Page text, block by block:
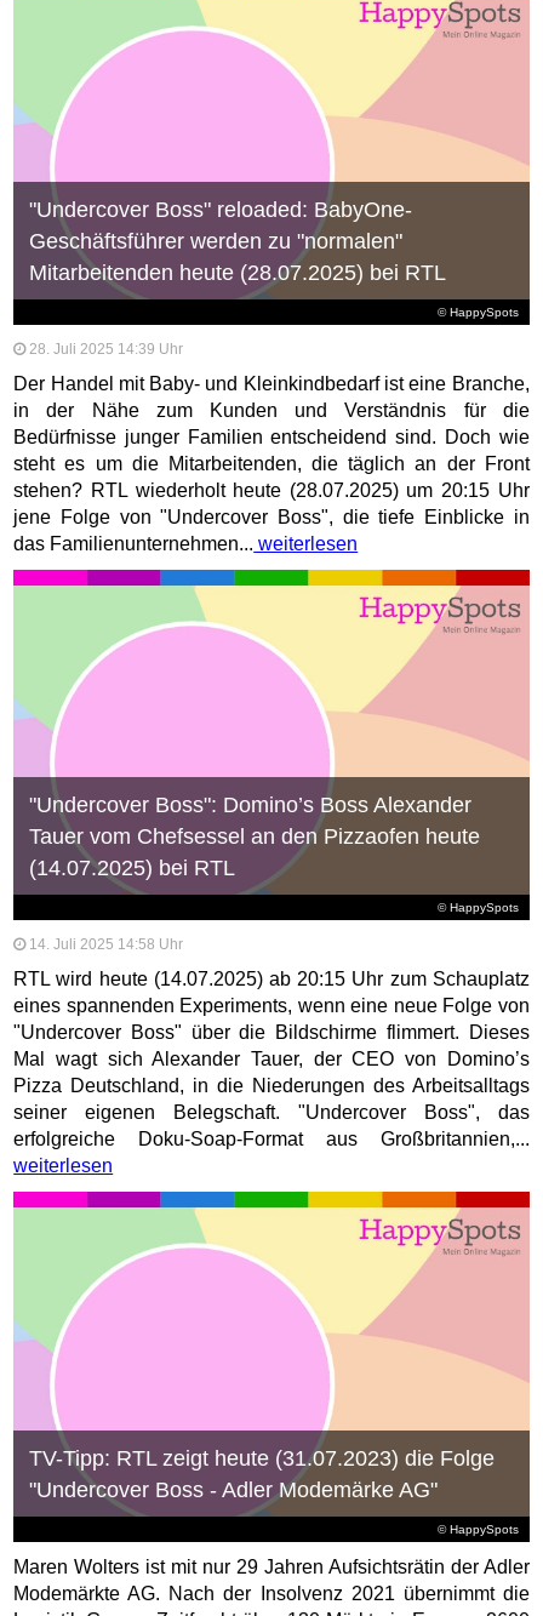
© HappySpots
"Undercover Boss" reloaded: BabyOne-
Geschäftsführer werden zu "normalen"
Mitarbeitenden heute (28.07.2025) bei RTL
28. Juli 2025 14:39 Uhr
Der Handel mit Baby- und Kleinkindbedarf ist eine Branche,
in der Nähe zum Kunden und Verständnis für die
Bedürfnisse junger Familien entscheidend sind. Doch wie
steht es um die Mitarbeitenden, die täglich an der Front
stehen? RTL wiederholt heute (28.07.2025) um 20:15 Uhr
jene Folge von "Undercover Boss", die tiefe Einblicke in
das Familienunternehmen... weiterlesen
© HappySpots
"Undercover Boss": Domino’s Boss Alexander
Tauer vom Chefsessel an den Pizzaofen heute
(14.07.2025) bei RTL
14. Juli 2025 14:58 Uhr
RTL wird heute (14.07.2025) ab 20:15 Uhr zum Schauplatz
eines spannenden Experiments, wenn eine neue Folge von
"Undercover Boss" über die Bildschirme flimmert. Dieses
Mal wagt sich Alexander Tauer, der CEO von Domino’s
Pizza Deutschland, in die Niederungen des Arbeitsalltags
seiner eigenen Belegschaft. "Undercover Boss", das
erfolgreiche Doku-Soap-Format aus Großbritannien,...
weiterlesen
© HappySpots
TV-Tipp: RTL zeigt heute (31.07.2023) die Folge
"Undercover Boss - Adler Modemärke AG"
Maren Wolters ist mit nur 29 Jahren Aufsichtsrätin der Adler
Modemärkte AG. Nach der Insolvenz 2021 übernimmt die